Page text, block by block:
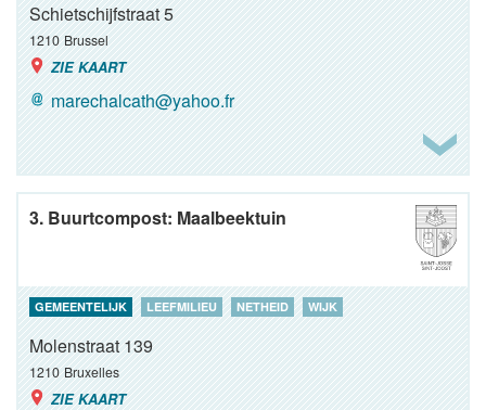
Schietschijfstraat 5
1210 Brussel
ZIE KAART
marechalcath@yahoo.fr
3. Buurtcompost: Maalbeektuin
GEMEENTELIJK LEEFMILIEU NETHEID WIJK
Molenstraat 139
1210 Bruxelles
ZIE KAART